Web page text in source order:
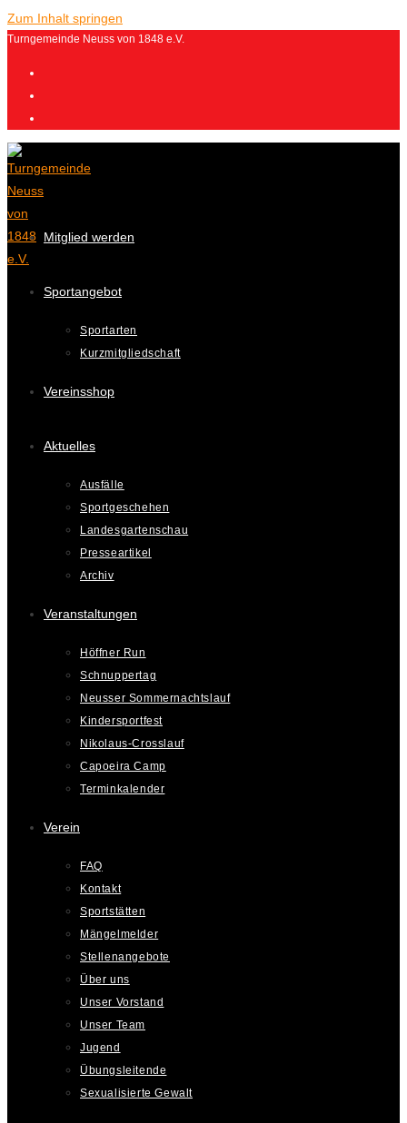
Zum Inhalt springen
Turngemeinde Neuss von 1848 e.V.
Mitglied werden
Sportangebot
Sportarten
Kurzmitgliedschaft
Vereinsshop
Aktuelles
Ausfälle
Sportgeschehen
Landesgartenschau
Presseartikel
Archiv
Veranstaltungen
Höffner Run
Schnuppertag
Neusser Sommernachtslauf
Kindersportfest
Nikolaus-Crosslauf
Capoeira Camp
Terminkalender
Verein
FAQ
Kontakt
Sportstätten
Mängelmelder
Stellenangebote
Über uns
Unser Vorstand
Unser Team
Jugend
Übungsleitende
Sexualisierte Gewalt